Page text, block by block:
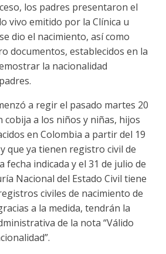
los padres presentaron el
vivo emitido por la Clínica u
dio el nacimiento, así como
documentos, establecidos en la
la nacionalidad
a regir el pasado martes 20
cobija a los niños y niñas, hijos
en Colombia a partir del 19
que ya tienen registro civil de
fecha indicada y el 31 de julio de
Nacional del Estado Civil tiene
civiles de nacimiento de
a la medida, tendrán la
de la nota “Válido